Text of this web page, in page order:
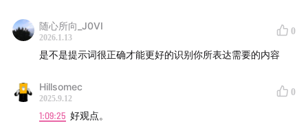
Apple Store 下载👉🏻
随心所向_J0VI
2026.1.13
0
是不是提示词很正确才能更好的识别你所表达需要的内容
Hillsomec
2025.9.12
0
1:09:25 好观点。